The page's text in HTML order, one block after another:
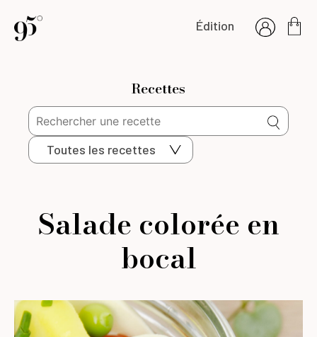
Édition
Recettes
Toutes les recettes
Salade colorée en
bocal